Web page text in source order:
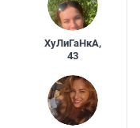
ХуЛиГаНкА,
43